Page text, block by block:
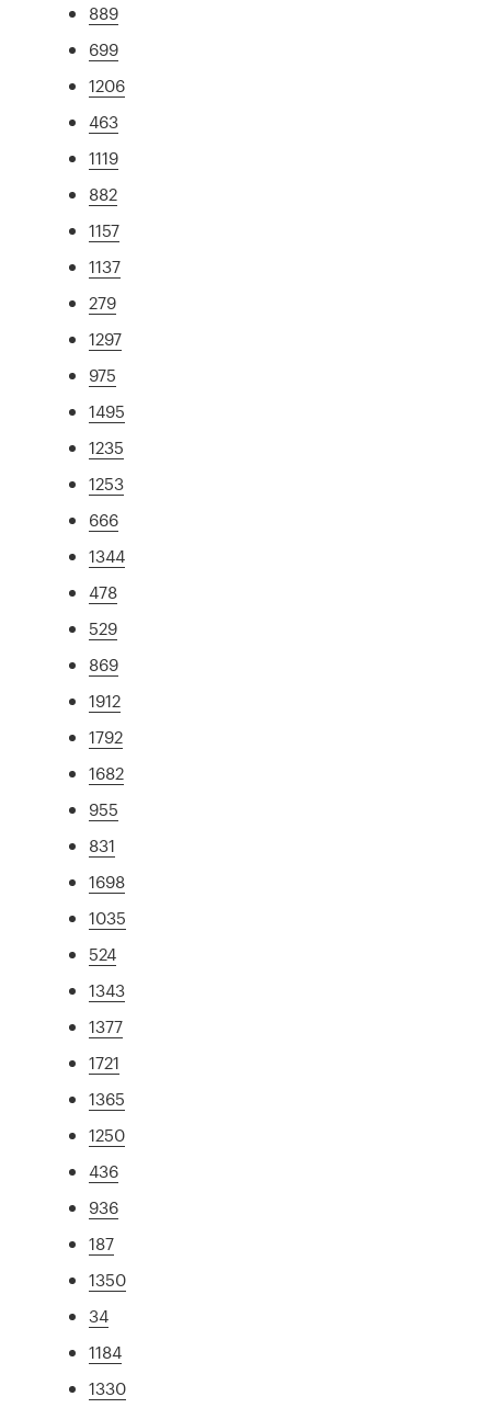
889
699
1206
463
1119
882
1157
1137
279
1297
975
1495
1235
1253
666
1344
478
529
869
1912
1792
1682
955
831
1698
1035
524
1343
1377
1721
1365
1250
436
936
187
1350
34
1184
1330